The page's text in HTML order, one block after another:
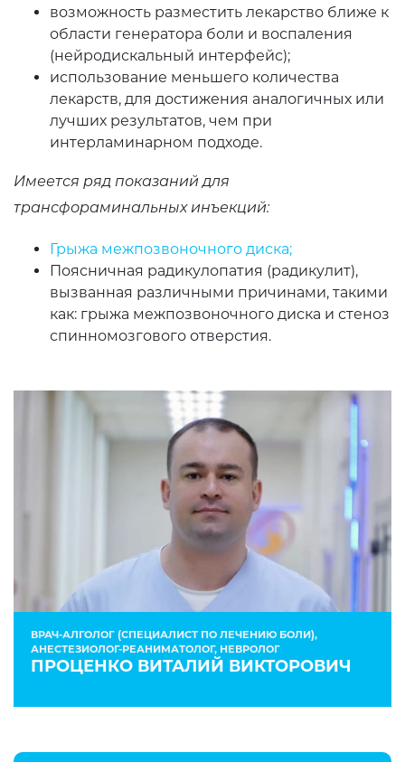
возможность разместить лекарство ближе к
области генератора боли и воспаления
(нейродискальный интерфейс);
использование меньшего количества
лекарств, для достижения аналогичных или
лучших результатов, чем при
интерламинарном подходе.
Имеется ряд показаний для
трансфораминальных инъекций:
Грыжа межпозвоночного диска;
Поясничная радикулопатия (радикулит),
вызванная различными причинами, такими
как: грыжа межпозвоночного диска и стеноз
спинномозгового отверстия.
ВРАЧ-АЛГОЛОГ (СПЕЦИАЛИСТ ПО ЛЕЧЕНИЮ БОЛИ),
АНЕСТЕЗИОЛОГ-РЕАНИМАТОЛОГ, НЕВРОЛОГ
ПРОЦЕНКО ВИТАЛИЙ ВИКТОРОВИЧ